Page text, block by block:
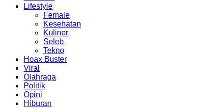
Lifestyle
Female
Kesehatan
Kuliner
Seleb
Tekno
Hoax Buster
Viral
Olahraga
Politik
Opini
Hiburan